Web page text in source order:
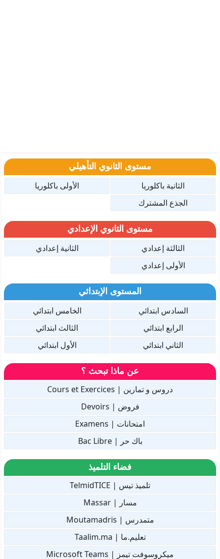
مستوى الثانوي التأهيلي
الثانية باكلوريا
الأولى باكلوريا
الجذع المشترك
مستوى الثانوي الإعدادي
الثالثة إعدادي
الثانية إعدادي
الأولى إعدادي
المستوى الإبتدائي
السادس ابتدائي
الخامس ابتدائي
الرابع ابتدائي
الثالث ابتدائي
الثاني ابتدائي
الأول ابتدائي
عن ماذا تبحث ؟
دروس و تمارين | Cours et Exercices
فروض | Devoirs
امتحانات | Examens
باك حر | Bac Libre
فضاء التلميذ
تلميذ تيس | TelmidTICE
مسار | Massar
متمدرس | Moutamadris
تعليم.ما | Taalim.ma
ميكروسوفت تيمز | Microsoft Teams